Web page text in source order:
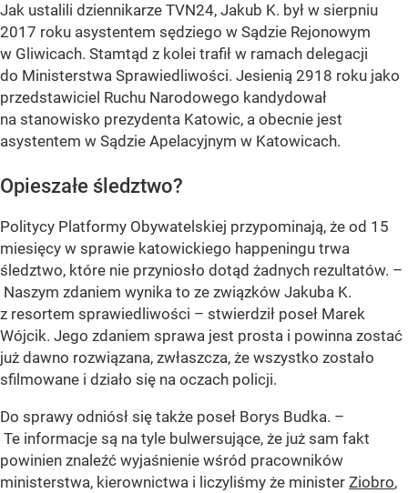
Jak ustalili dziennikarze TVN24, Jakub K. był w sierpniu
2017 roku asystentem sędziego w Sądzie Rejonowym
w Gliwicach. Stamtąd z kolei trafił w ramach delegacji
do Ministerstwa Sprawiedliwości. Jesienią 2918 roku jako
przedstawiciel Ruchu Narodowego kandydował
na stanowisko prezydenta Katowic, a obecnie jest
asystentem w Sądzie Apelacyjnym w Katowicach.
Opieszałe śledztwo?
Politycy Platformy Obywatelskiej przypominają, że od 15
miesięcy w sprawie katowickiego happeningu trwa
śledztwo, które nie przyniosło dotąd żadnych rezultatów. –
Naszym zdaniem wynika to ze związków Jakuba K.
z resortem sprawiedliwości – stwierdził poseł Marek
Wójcik. Jego zdaniem sprawa jest prosta i powinna zostać
już dawno rozwiązana, zwłaszcza, że wszystko zostało
sfilmowane i działo się na oczach policji.
Do sprawy odniósł się także poseł Borys Budka. –
Te informacje są na tyle bulwersujące, że już sam fakt
powinien znaleźć wyjaśnienie wśród pracowników
ministerstwa, kierownictwa i liczyliśmy że minister Ziobro,